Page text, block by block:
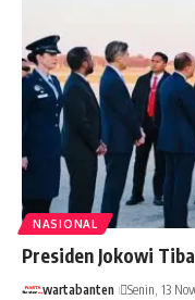
NASIONAL
Presiden Jokowi
wartabanten Senin, 13